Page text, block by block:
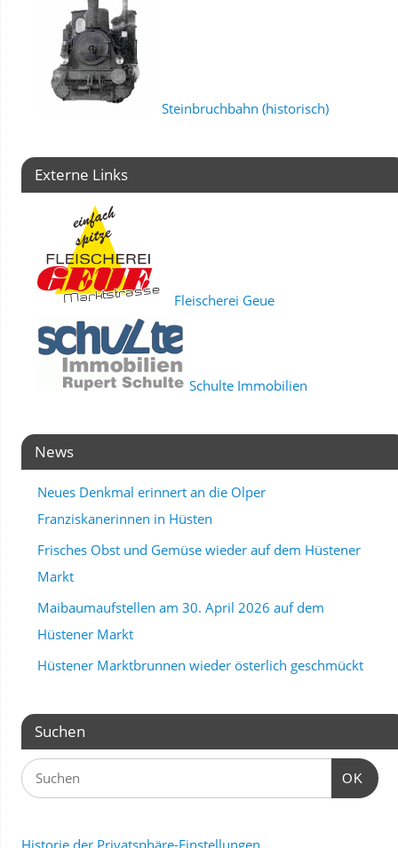
Steinbruchbahn (historisch)
Externe Links
Fleischerei Geue
Schulte Immobilien
News
Neues Denkmal erinnert an die Olper
Franziskanerinnen in Hüsten
Frisches Obst und Gemüse wieder auf dem Hüstener
Markt
Maibaumaufstellen am 30. April 2026 auf dem
Hüstener Markt
Hüstener Marktbrunnen wieder österlich geschmückt
Suchen
OK